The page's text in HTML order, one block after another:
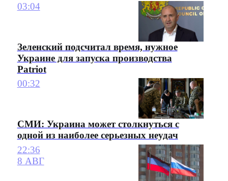
03:04
Зеленский подсчитал время, нужное
Украине для запуска производства
Patriot
00:32
СМИ: Украина может столкнуться с
одной из наиболее серьезных неудач
22:36
8 АВГ